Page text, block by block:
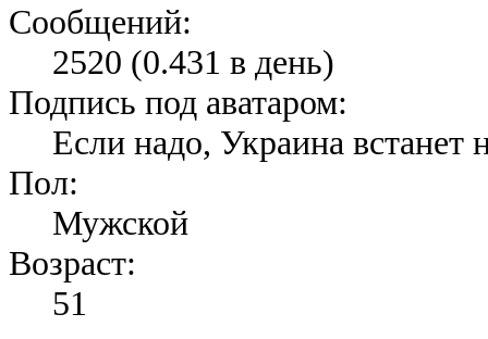
Сообщений:
2520 (0.431 в день)
Подпись под аватаром:
Если надо, Украина встанет
Пол:
Мужской
Возраст:
51